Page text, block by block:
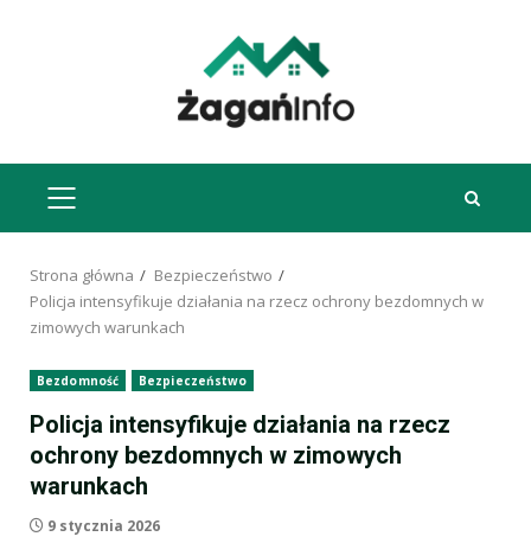
MENU
GŁÓWNE
Strona główna
Bezpieczeństwo
Policja intensyfikuje działania na rzecz ochrony bezdomnych w
zimowych warunkach
Bezdomność Bezpieczeństwo
Policja intensyfikuje działania na rzecz
ochrony bezdomnych w zimowych
warunkach
9 stycznia 2026